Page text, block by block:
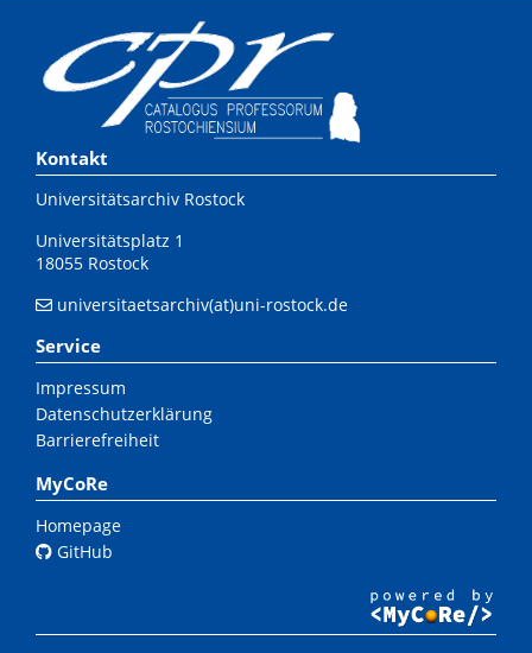
Kontakt
Universitätsarchiv Rostock
Universitätsplatz 1
18055 Rostock
universitaetsarchiv(at)uni-rostock.de
Service
Impressum
Datenschutzerklärung
Barrierefreiheit
MyCoRe
Homepage
GitHub